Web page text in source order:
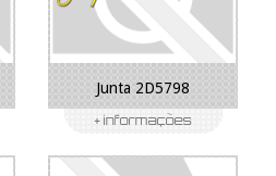
Junta 2D5798